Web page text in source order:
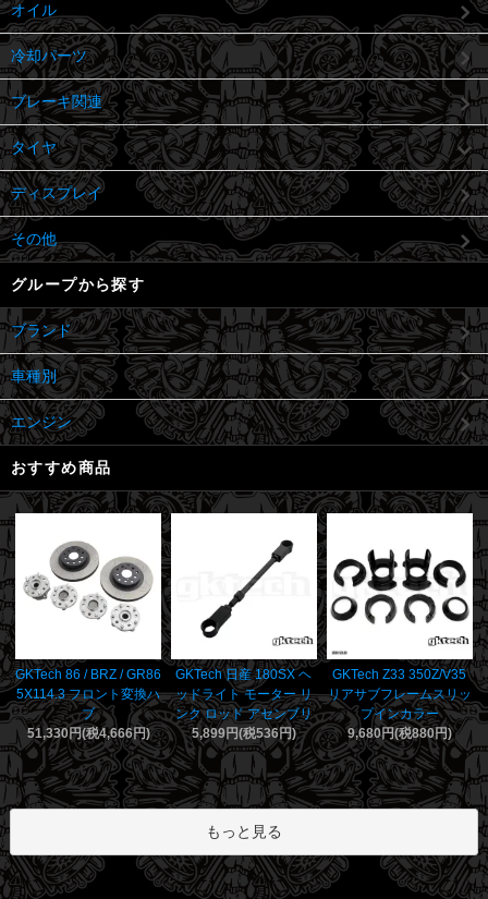
オイル
冷却パーツ
ブレーキ関連
タイヤ
ディスプレイ
その他
グループから探す
ブランド
車種別
エンジン
おすすめ商品
GKTech 86 / BRZ / GR86
5X114.3 フロント変換ハ
ブ
51,330円(税4,666円)
GKTech 日産 180SX ヘ
ッドライト モーター リ
ンク ロッド アセンブリ
5,899円(税536円)
GKTech Z33 350Z/V35
リアサブフレームスリッ
プインカラー
9,680円(税880円)
もっと見る